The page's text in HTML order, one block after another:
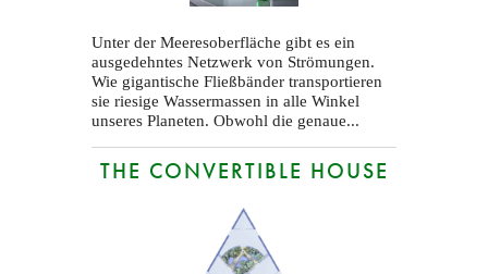
Unter der Meeresoberfläche gibt es ein
ausgedehntes Netzwerk von Strömungen.
Wie gigantische Fließbänder transportieren
sie riesige Wassermassen in alle Winkel
unseres Planeten. Obwohl die genaue...
THE CONVERTIBLE HOUSE